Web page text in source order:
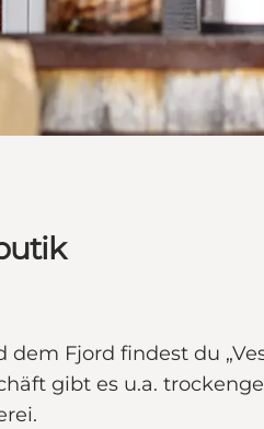
dem Fjord findest du
gibt es u.a.